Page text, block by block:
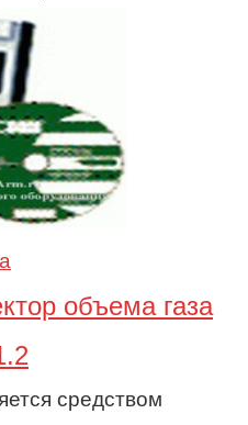
объема газа
средством